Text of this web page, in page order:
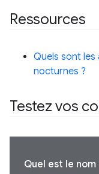
Ressources
Quels sont
nocturnes ?
Testez vos
Quel est le